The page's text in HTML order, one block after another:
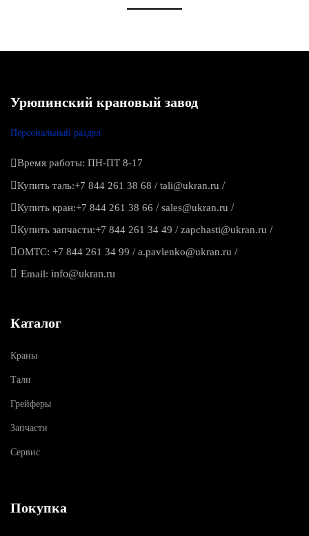
Урюпинский крановый завод
Персональный раздел
Время работы: ПН-ПТ 8-17
Купить таль:+7 844 261 38 68 / tali@ukran.ru /
Купить кран:+7 844 261 38 66 / sales@ukran.ru /
Купить запчасти:+7 844 261 34 49 / zapchasti@ukran.ru /
ОМТС: +7 844 261 34 99 / a.pavlenko@ukran.ru /
Email: info@ukran.ru
Каталог
Краны
Тали
Грейферы
Запчасти
Сервис
Покупка